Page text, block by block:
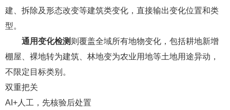
建、拆除及形态改变等建筑类变化，直接输出变化位置和类
型。
通用变化检测 则覆盖全域所有地物变化，包括耕地新增
棚屋、裸地转为建筑、林地变为农业用地等土地用途异动，
不限定目标类别。
双重把关
AI+人工，先核验后处置